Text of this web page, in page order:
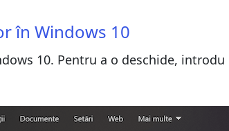
ajutor din Windows 10
Obțineți ajutor din Windows 10
în Windows 10
10. Pentru a o deschide, introdu